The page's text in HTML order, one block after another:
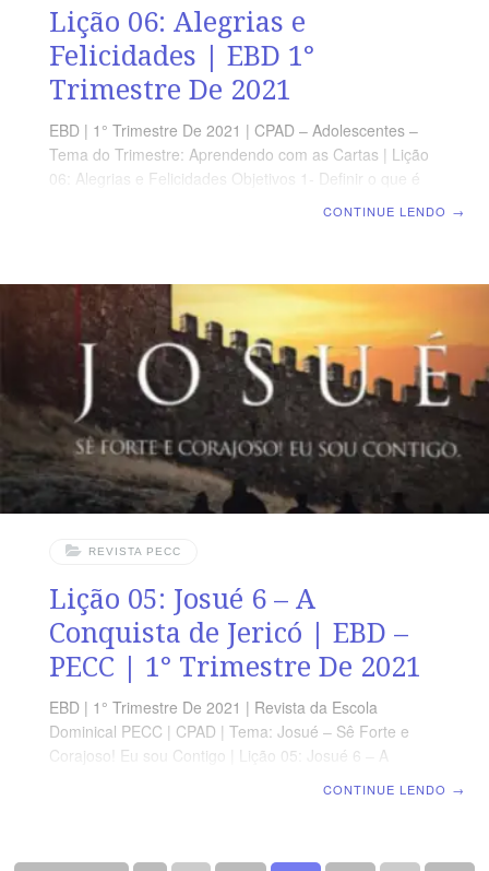
Lição 06: Alegrias e
Felicidades | EBD 1°
Trimestre De 2021
EBD | 1° Trimestre De 2021 | CPAD – Adolescentes –
Tema do Trimestre: Aprendendo com as Cartas | Lição
06: Alegrias e Felicidades Objetivos 1- Definir o que é
se sempre no Senhor. Novamente direi: alegrem-se! 5 –
Seja a amabilidade de vocês conhecida por todos. Perto
está o Senhor. 6 – Não andem ansiosos por coisa
alguma, mas
CONTINUE LENDO →
REVISTA PECC
Lição 05: Josué 6 – A
Conquista de Jericó | EBD –
PECC | 1° Trimestre De 2021
EBD | 1° Trimestre De 2021 | Revista da Escola
Dominical PECC | CPAD | Tema: Josué – Sê Forte e
Corajoso! Eu sou Contigo | Lição 05: Josué 6 – A
CONTINUE LENDO →